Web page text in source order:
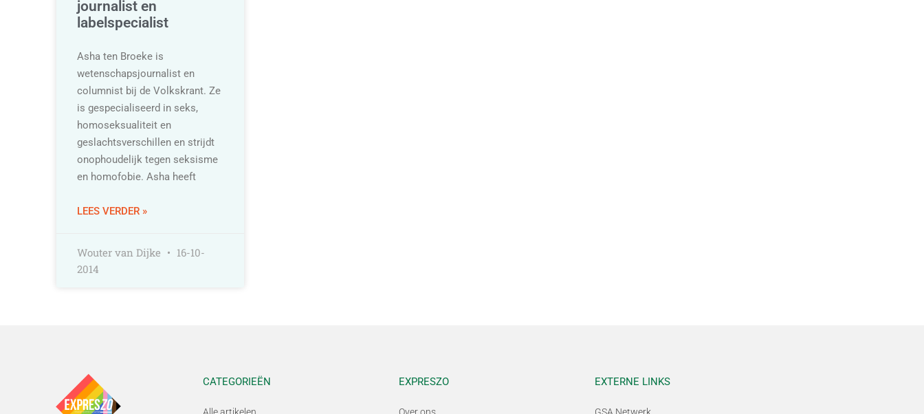
journalist en
labelspecialist
Asha ten Broeke is
wetenschapsjournalist en
columnist bij de Volkskrant. Ze
is gespecialiseerd in seks,
homoseksualiteit en
geslachtsverschillen en strijdt
onophoudelijk tegen seksisme
en homofobie. Asha heeft
LEES VERDER »
Wouter van Dijke
16-10-
2014
CATEGORIEËN
Alle artikelen
EXPRESZO
Over ons
EXTERNE LINKS
GSA Netwerk